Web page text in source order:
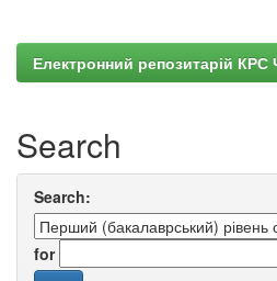
Електронний репозитарій
Search
Search:
for